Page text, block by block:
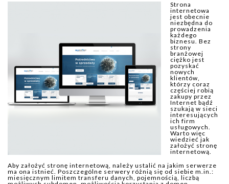
Strona
internetowa
jest obecnie
niezbędna do
prowadzenia
każdego
biznesu. Bez
strony
branżowej
ciężko jest
pozyskać
nowych
klientów,
którzy coraz
częściej robią
zakupy przez
Internet bądź
szukają w sieci
interesujących
ich firm
usługowych.
Warto więc
wiedzieć jak
założyć stronę
internetową.
Aby założyć stronę internetową, należy ustalić na jakim serwerze
ma ona istnieć. Poszczególne serwery różnią się od siebie m.in.:
miesięcznym limitem transferu danych, pojemnością, liczbą